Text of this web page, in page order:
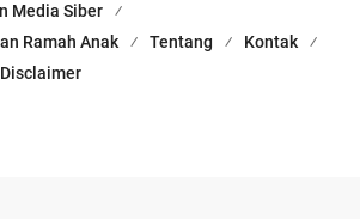
Media Siber
Ramah Anak
Tentang
Kontak
Disclaimer